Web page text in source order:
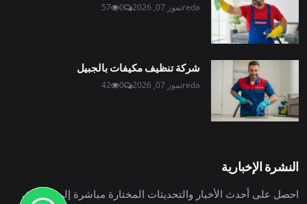
redaتموز 07, 2026 0
57
شركة تنظيف مكيفات بالجبيل
redaتموز 07, 2026 0
42
النشرة الإخبارية
احصل على أحدث الأخبار والتحديثات المختارة مباشرة إلى صندوق